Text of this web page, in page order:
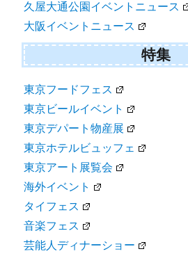
久屋大通公園イベントニュース
大阪イベントニュース
特集
東京フードフェス
東京ビールイベント
東京デパート物産展
東京ホテルビュッフェ
東京アート展覧会
海外イベント
タイフェス
音楽フェス
芸能人ディナーショー